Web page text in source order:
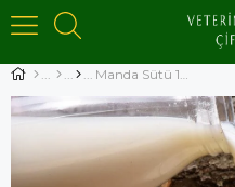
Manda Sütü 1LT